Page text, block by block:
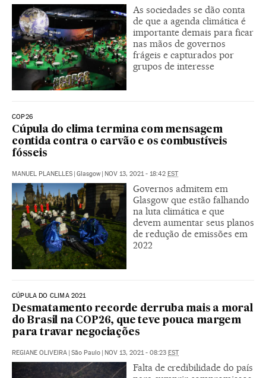
As sociedades se dão conta
de que a agenda climática é
importante demais para ficar
nas mãos de governos
frágeis e capturados por
grupos de interesse
COP26
Cúpula do clima termina com mensagem
contida contra o carvão e os combustíveis
fósseis
MANUEL PLANELLES | Glasgow | NOV 13, 2021 - 18:42 EST
Governos admitem em
Glasgow que estão falhando
na luta climática e que
devem aumentar seus planos
de redução de emissões em
2022
CÚPULA DO CLIMA 2021
Desmatamento recorde derruba mais a moral
do Brasil na COP26, que teve pouca margem
para travar negociações
REGIANE OLIVEIRA | São Paulo | NOV 13, 2021 - 08:23 EST
Falta de credibilidade do país